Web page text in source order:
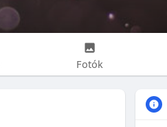
Fotók